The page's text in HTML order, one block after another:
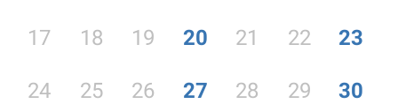
17 18 19 20 21 22 23
24 25 26 27 28 29 30